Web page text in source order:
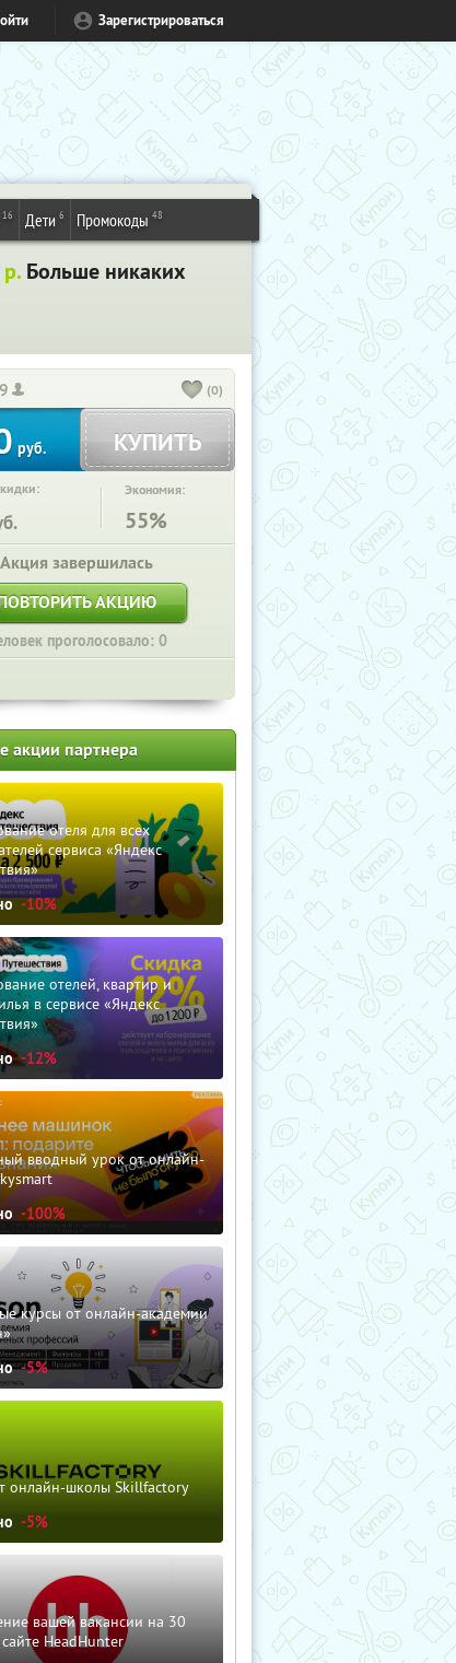
Зарегистрироваться
16 Дети 6 Промокоды 48
р. Больше никаких
(0)
руб. КУПИТЬ
Экономия:
55%
Акция завершилась
АКЦИЮ
проголосовало: 0
акции партнера
отеля для всех
сервиса «Яндекс
-10%
отелей, квартир и
в сервисе «Яндекс
-12%
вводный урок от онлайн-
-100%
курсы от онлайн-академии
-5%
онлайн-школы Skillfactory
-5%
вашей вакансии на 30
HeadHunter